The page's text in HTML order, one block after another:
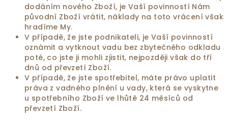
dodáním nového Zboží, je Vaší povinností Nám
původní Zboží vrátit, náklady na toto vrácení však
hradíme My.
V případě, že jste podnikateli, je Vaší povinností
oznámit a vytknout vadu bez zbytečného odkladu
poté, co jste ji mohli zjistit, nejpozději však do tří
dnů od převzetí Zboží.
V případě, že jste spotřebitel, máte právo uplatit
práva z vadného plnění u vady, která se vyskytne
u spotřebního Zboží ve lhůtě 24 měsíců od
převzetí Zboží.